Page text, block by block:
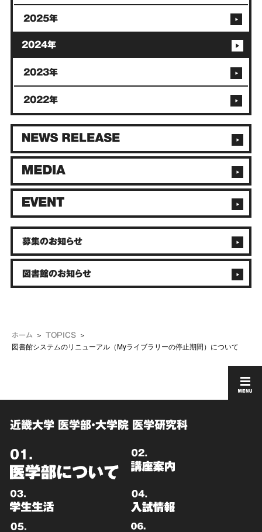
ホーム TOPICS
図書館システムのリニューアル（Myライブラリーの停止期間）について
2025年
2024年
2023年
2022年
募集のお知らせ
図書館のお知らせ
近畿大学 医学部・大学院 医学研究科